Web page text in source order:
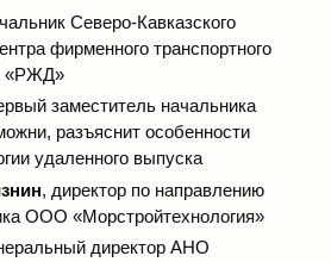
Северо-Кавказского
фирменного транспортного
«РЖД»
заместитель начальника
разъяснит особенности
удаленного выпуска
, директор по направлению
ООО «Морстройтехнология»
директор АНО